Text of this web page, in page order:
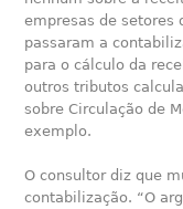
empresas de setores
passaram a
para o cálculo da
outros tributos
sobre Circulação de
exemplo.
O consultor diz que
contabilização. “O